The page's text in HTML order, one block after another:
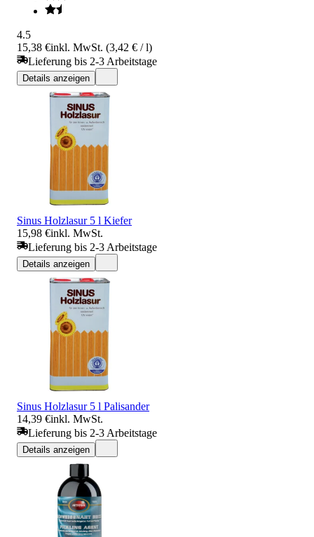
4.5
15,38 €inkl. MwSt. (3,42 € / l)
Lieferung bis 2-3 Arbeitstage
Details anzeigen
Sinus Holzlasur 5 l Kiefer
15,98 €inkl. MwSt.
Lieferung bis 2-3 Arbeitstage
Details anzeigen
Sinus Holzlasur 5 l Palisander
14,39 €inkl. MwSt.
Lieferung bis 2-3 Arbeitstage
Details anzeigen